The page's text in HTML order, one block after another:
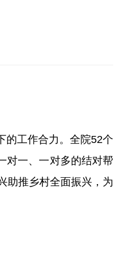
的工作合力。全院52个
对一、一对多的结对帮
助推乡村全面振兴，为